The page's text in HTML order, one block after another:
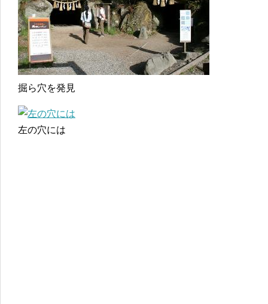
掘ら穴を発見
左の穴には